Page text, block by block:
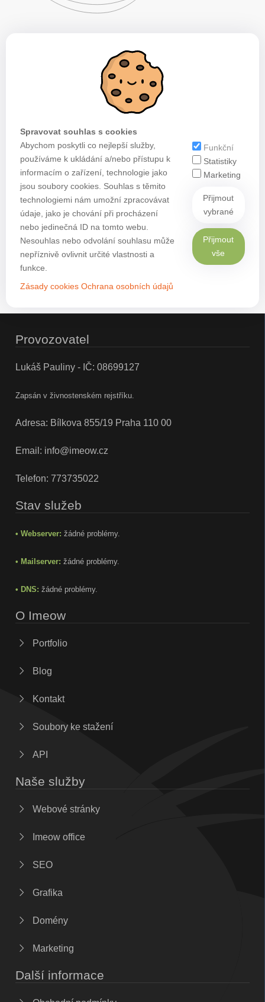
Spravovat souhlas s cookies
Abychom poskytli co nejlepší služby,
používáme k ukládání a/nebo přístupu k
informacím o zařízení, technologie jako
jsou soubory cookies. Souhlas s těmito
technologiemi nám umožní zpracovávat
údaje, jako je chování při procházení
nebo jedinečná ID na tomto webu.
Nesouhlas nebo odvolání souhlasu může
nepříznivě ovlivnit určité vlastnosti a
funkce.
Zásady cookies Ochrana osobních údajů
Funkční
Statistiky
Marketing
Přijmout
vybrané
Přijmout
vše
Provozovatel
Lukáš Pauliny - IČ: 08699127
Zapsán v živnostenském rejstříku.
Adresa: Bílkova 855/19 Praha 110 00
Email: info@imeow.cz
Telefon: 773735022
Stav služeb
• Webserver: žádné problémy.
• Mailserver: žádné problémy.
• DNS: žádné problémy.
O Imeow
Portfolio
Blog
Kontakt
Soubory ke stažení
API
Naše služby
Webové stránky
Imeow office
SEO
Grafika
Domény
Marketing
Další informace